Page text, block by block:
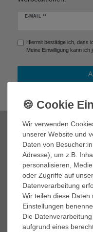
E-MAIL **
Newsletter
Hiermit bestätige ich, dass
Meine Einwilligung kann ich
Marken
A.S. 98
adidas Performance
Wir verwenden
unserer Website und
Daten von
Adresse), um z.B.
personalisieren,
oder Zugriffe auf
Datenverarbeitung
Wir teilen diese Daten
Einstellungen
Die
aufgrund eines